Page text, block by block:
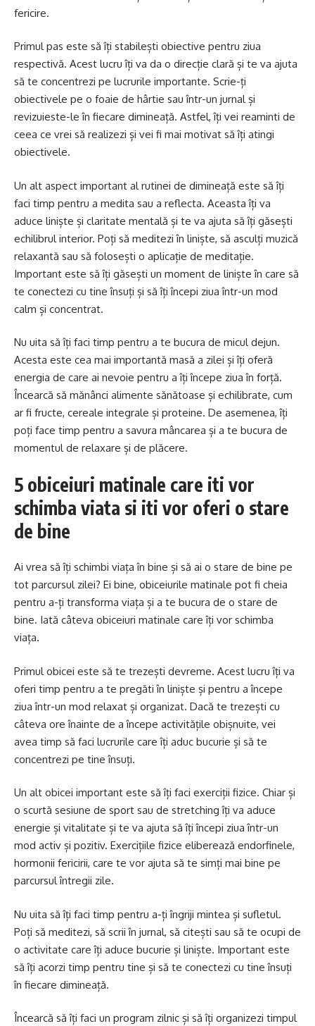
fericire.
Primul pas este să îți stabilești obiective pentru ziua
respectivă. Acest lucru îți va da o direcție clară și te va ajuta
să te concentrezi pe lucrurile importante. Scrie-ți
obiectivele pe o foaie de hârtie sau într-un jurnal și
revizuieste-le în fiecare dimineață. Astfel, îți vei reaminti de
ceea ce vrei să realizezi și vei fi mai motivat să îți atingi
obiectivele.
Un alt aspect important al rutinei de dimineață este să îți
faci timp pentru a medita sau a reflecta. Aceasta îți va
aduce liniște și claritate mentală și te va ajuta să îți găsești
echilibrul interior. Poți să meditezi în liniște, să asculți muzică
relaxantă sau să folosești o aplicație de meditație.
Important este să îți găsești un moment de liniște în care să
te conectezi cu tine însuți și să îți începi ziua într-un mod
calm și concentrat.
Nu uita să îți faci timp pentru a te bucura de micul dejun.
Acesta este cea mai importantă masă a zilei și îți oferă
energia de care ai nevoie pentru a îți începe ziua în forță.
Încearcă să mănânci alimente sănătoase și echilibrate, cum
ar fi fructe, cereale integrale și proteine. De asemenea, îți
poți face timp pentru a savura mâncarea și a te bucura de
momentul de relaxare și de plăcere.
5 obiceiuri matinale care iti vor
schimba viata si iti vor oferi o stare
de bine
Ai vrea să îți schimbi viața în bine și să ai o stare de bine pe
tot parcursul zilei? Ei bine, obiceiurile matinale pot fi cheia
pentru a-ți transforma viața și a te bucura de o stare de
bine. Iată câteva obiceiuri matinale care îți vor schimba
viața.
Primul obicei este să te trezești devreme. Acest lucru îți va
oferi timp pentru a te pregăti în liniște și pentru a începe
ziua într-un mod relaxat și organizat. Dacă te trezești cu
câteva ore înainte de a începe activitățile obișnuite, vei
avea timp să faci lucrurile care îți aduc bucurie și să te
concentrezi pe tine însuți.
Un alt obicei important este să îți faci exerciții fizice. Chiar și
o scurtă sesiune de sport sau de stretching îți va aduce
energie și vitalitate și te va ajuta să îți începi ziua într-un
mod activ și pozitiv. Exercițiile fizice eliberează endorfinele,
hormonii fericirii, care te vor ajuta să te simți mai bine pe
parcursul întregii zile.
Nu uita să îți faci timp pentru a-ți îngriji mintea și sufletul.
Poți să meditezi, să scrii în jurnal, să citești sau să te ocupi de
o activitate care îți aduce bucurie și liniște. Important este
să îți acorzi timp pentru tine și să te conectezi cu tine însuți
în fiecare dimineață.
Încearcă să îți faci un program zilnic și să îți organizezi timpul